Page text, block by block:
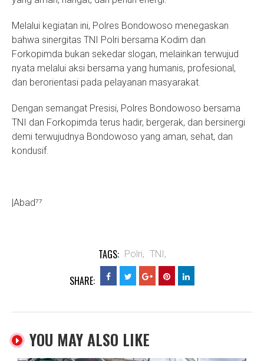
Melalui kegiatan ini, Polres Bondowoso menegaskan
bahwa sinergitas TNI Polri bersama Kodim dan
Forkopimda bukan sekedar slogan, melainkan terwujud
nyata melalui aksi bersama yang humanis, profesional,
dan berorientasi pada pelayanan masyarakat.
Dengan semangat Presisi, Polres Bondowoso bersama
TNI dan Forkopimda terus hadir, bergerak, dan bersinergi
demi terwujudnya Bondowoso yang aman, sehat, dan
kondusif.
|Abad⁷⁷
TAGS: Polri, TNI,
SHARE:
YOU MAY ALSO LIKE